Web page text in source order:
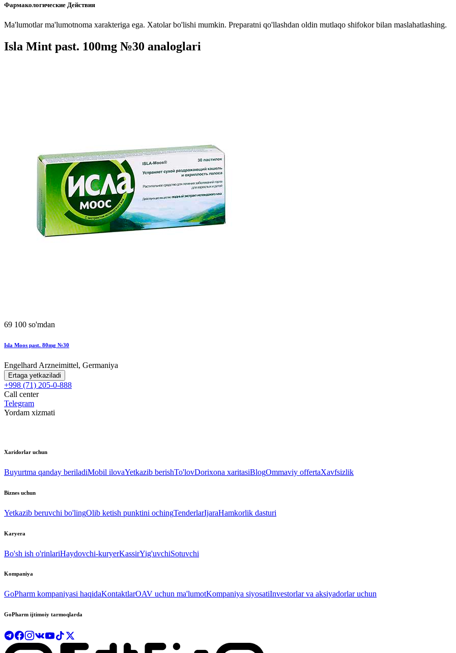
Фармакологические Действия
Ma'lumotlar ma'lumotnoma xarakteriga ega. Xatolar bo'lishi mumkin. Preparatni qo'llashdan oldin mutlaqo shifokor bilan maslahatlashing.
Isla Mint past. 100mg №30 analoglari
69 100 so'mdan
Isla Moos past. 80mg №30
Engelhard Arzneimittel, Germaniya
Ertaga yetkaziladi
+998 (71) 205-0-888
Call center
Telegram
Yordam xizmati
Xaridorlar uchun
Buyurtma qanday beriladiMobil ilovaYetkazib berishTo'lovDorixona xaritasiBlogOmmaviy offertaXavfsizlik
Biznes uchun
Yetkazib beruvchi bo'lingOlib ketish punktini ochingTenderlarIjaraHamkorlik dasturi
Karyera
Bo'sh ish o'rinlariHaydovchi-kuryerKassirYig'uvchiSotuvchi
Kompaniya
GoPharm kompaniyasi haqidaKontaktlarOAV uchun ma'lumotKompaniya siyosatiInvestorlar va aksiyadorlar uchun
GoPharm ijtimoiy tarmoqlarda